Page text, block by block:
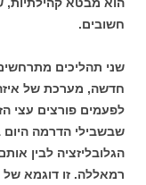
חשובים.
שני תהליכים
חדשה, מערכת של
לפעמים פורצים עצי
שבשבילי הדרמה היום
הגלובליזציה לבין
רמאללה. זו דוגמא של